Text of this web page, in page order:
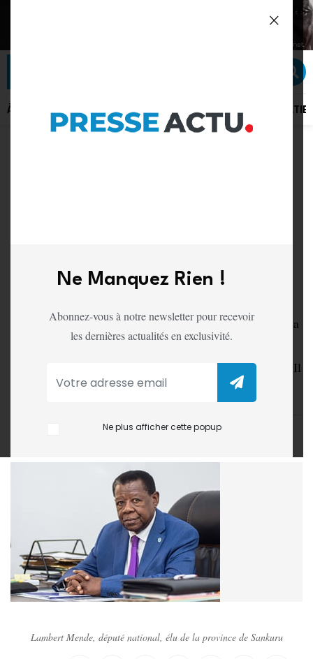
Ne Manquez Rien !
Abonnez-vous à notre newsletter pour recevoir
les dernières actualités en exclusivité.
Ne plus afficher cette popup
À LA UNE ACTUALITÉ POLITIQUE DIPLOMATIE
Lumumba
Le député national Lambert Mende, élu de Lodja dans la
province du Sankuru, a salué l’héritage moral laissé par
Emery Lumumba, décédé ce mercredi 28 janvier 2026. Il
s’est exprimé à ce sujet dans une dépêche de l’Agence
Lambert Mende, député national, élu de la province de Sankuru